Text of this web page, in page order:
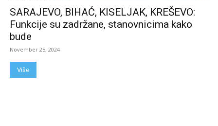
SARAJEVO, BIHAĆ, KISELJAK, KREŠEVO:
Funkcije su zadržane, stanovnicima kako
bude
November 25, 2024
Više